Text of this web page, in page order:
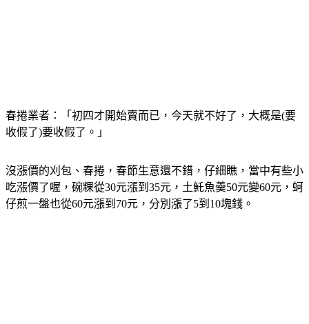
春捲業者：「初四才開始賣而已，今天就不好了，大概是(要
沒漲價的刈包、春捲，春節生意還不錯，仔細瞧，當中有些小
吃漲價了喔，碗粿從30元漲到35元，土魠魚羹50元變60元，蚵